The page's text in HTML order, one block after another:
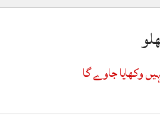
وکھایا جاوے گا